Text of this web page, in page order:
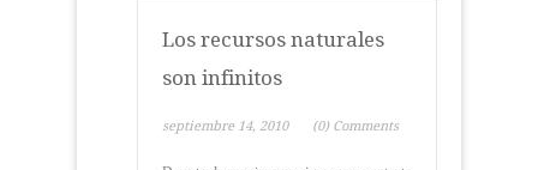
Los recursos naturales
son infinitos
septiembre 14, 2010 (0) Comments